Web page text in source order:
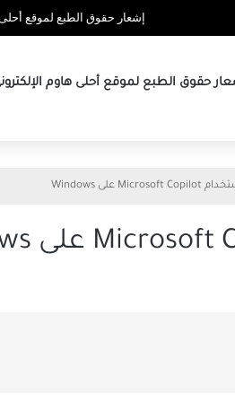
إشعار حقوق الطبع لموقع أحلى
حقوق الطبع لموقع أحلى هاوم